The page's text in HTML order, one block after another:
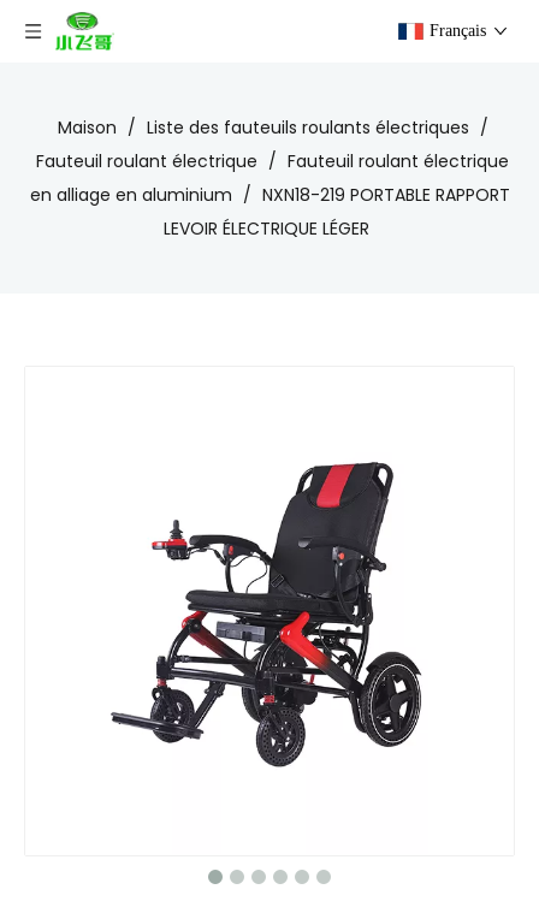
Français
Maison / Liste des fauteuils roulants électriques /
Fauteuil roulant électrique / Fauteuil roulant électrique
en alliage en aluminium / NXN18-219 PORTABLE RAPPORT
LEVOIR ÉLECTRIQUE LÉGER